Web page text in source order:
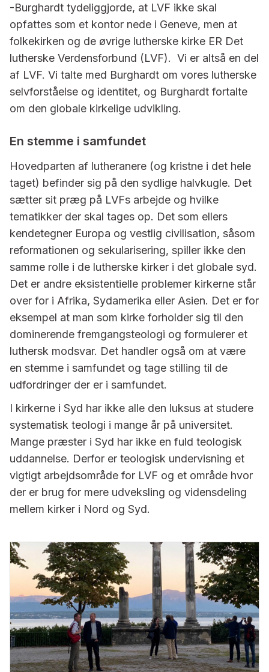
-Burghardt tydeliggjorde, at LVF ikke skal
opfattes som et kontor nede i Geneve, men at
folkekirken og de øvrige lutherske kirke ER Det
lutherske Verdensforbund (LVF). Vi er altså en del
af LVF. Vi talte med Burghardt om vores lutherske
selvforståelse og identitet, og Burghardt fortalte
om den globale kirkelige udvikling.
En stemme i samfundet
Hovedparten af lutheranere (og kristne i det hele
taget) befinder sig på den sydlige halvkugle. Det
sætter sit præg på LVFs arbejde og hvilke
tematikker der skal tages op. Det som ellers
kendetegner Europa og vestlig civilisation, såsom
reformationen og sekularisering, spiller ikke den
samme rolle i de lutherske kirker i det globale syd.
Det er andre eksistentielle problemer kirkerne står
over for i Afrika, Sydamerika eller Asien. Det er for
eksempel at man som kirke forholder sig til den
dominerende fremgangsteologi og formulerer et
luthersk modsvar. Det handler også om at være
en stemme i samfundet og tage stilling til de
udfordringer der er i samfundet.
I kirkerne i Syd har ikke alle den luksus at studere
systematisk teologi i mange år på universitet.
Mange præster i Syd har ikke en fuld teologisk
uddannelse. Derfor er teologisk undervisning et
vigtigt arbejdsområde for LVF og et område hvor
der er brug for mere udveksling og vidensdeling
mellem kirker i Nord og Syd.